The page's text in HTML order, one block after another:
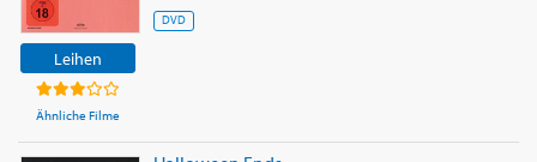
Leihen
Ähnliche Filme
DVD